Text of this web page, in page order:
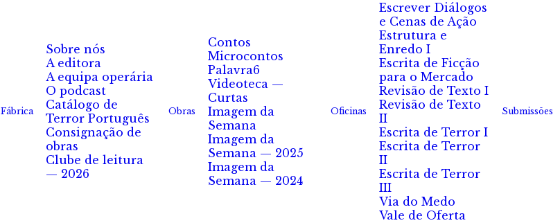
Fábrica
Sobre nós
A editora
A equipa operária
O podcast
Catálogo de
Terror Português
Consignação de
obras
Clube de leitura
— 2026
Obras
Contos
Microcontos
Palavra6
Videoteca —
Curtas
Imagem da
Semana
Imagem da
Semana — 2025
Imagem da
Semana — 2024
Oficinas
Escrever Diálogos
e Cenas de Ação
Estrutura e
Enredo I
Escrita de Ficção
para o Mercado
Revisão de Texto I
Revisão de Texto
II
Escrita de Terror I
Escrita de Terror
II
Escrita de Terror
III
Via do Medo
Vale de Oferta
Submissões